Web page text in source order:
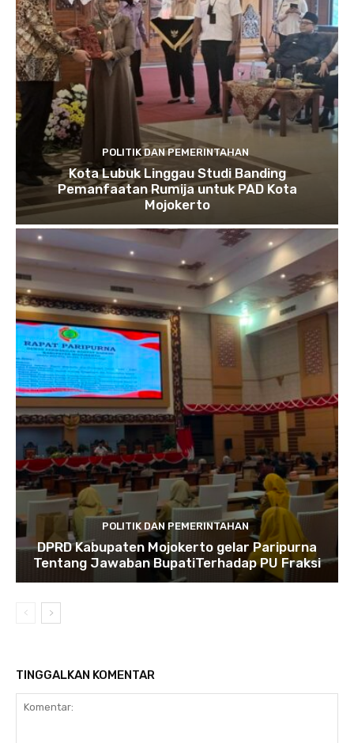
POLITIK DAN PEMERINTAHAN
Kota Lubuk Linggau Studi Banding
Pemanfaatan Rumija untuk PAD Kota
Mojokerto
POLITIK DAN PEMERINTAHAN
DPRD Kabupaten Mojokerto gelar Paripurna
Tentang Jawaban BupatiTerhadap PU Fraksi
TINGGALKAN KOMENTAR